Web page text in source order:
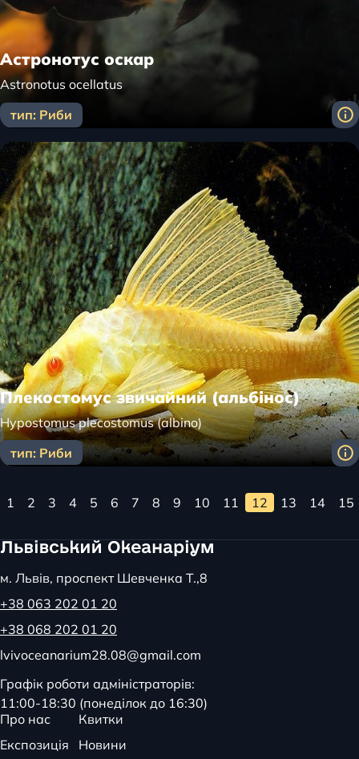
Астронотус оскар
Astronotus ocellatus
тип: Риби
Плекостомус звичайний (альбінос)
Hypostomus plecostomus (albino)
тип: Риби
1 2 3 4 5 6 7 8 9 10 11 12 13 14 15
м. Львів, проспект Шевченка Т.,8
+38 063 202 01 20
+38 068 202 01 20
lvivoceanarium28.08@gmail.com
Графік роботи адміністраторів:
11:00-18:30 (понеділок до 16:30)
Про нас
Квитки
Експозиція
Новини